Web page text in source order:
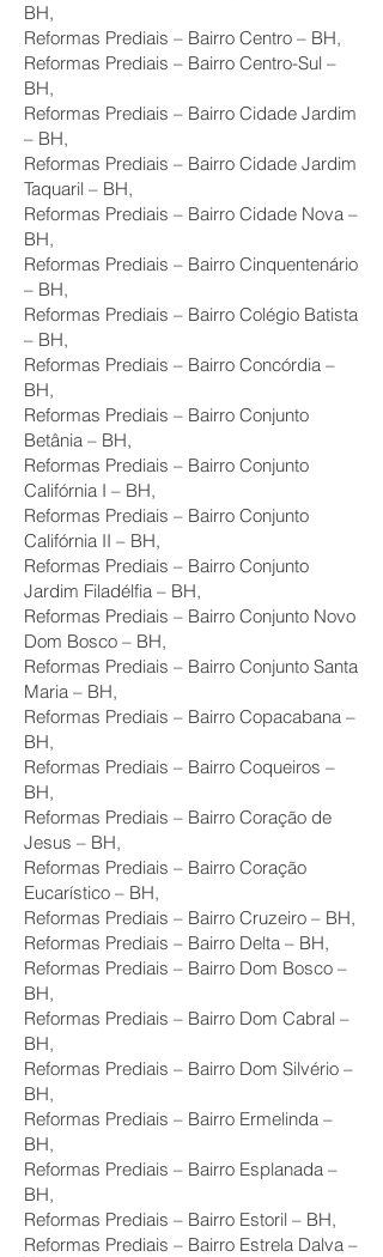
BH,
Reformas Prediais – Bairro Centro – BH,
Reformas Prediais – Bairro Centro-Sul –
BH,
Reformas Prediais – Bairro Cidade Jardim
– BH,
Reformas Prediais – Bairro Cidade Jardim
Taquaril – BH,
Reformas Prediais – Bairro Cidade Nova –
BH,
Reformas Prediais – Bairro Cinquentenário
– BH,
Reformas Prediais – Bairro Colégio Batista
– BH,
Reformas Prediais – Bairro Concórdia –
BH,
Reformas Prediais – Bairro Conjunto
Betânia – BH,
Reformas Prediais – Bairro Conjunto
Califórnia I – BH,
Reformas Prediais – Bairro Conjunto
Califórnia II – BH,
Reformas Prediais – Bairro Conjunto
Jardim Filadélfia – BH,
Reformas Prediais – Bairro Conjunto Novo
Dom Bosco – BH,
Reformas Prediais – Bairro Conjunto Santa
Maria – BH,
Reformas Prediais – Bairro Copacabana –
BH,
Reformas Prediais – Bairro Coqueiros –
BH,
Reformas Prediais – Bairro Coração de
Jesus – BH,
Reformas Prediais – Bairro Coração
Eucarístico – BH,
Reformas Prediais – Bairro Cruzeiro – BH,
Reformas Prediais – Bairro Delta – BH,
Reformas Prediais – Bairro Dom Bosco –
BH,
Reformas Prediais – Bairro Dom Cabral –
BH,
Reformas Prediais – Bairro Dom Silvério –
BH,
Reformas Prediais – Bairro Ermelinda –
BH,
Reformas Prediais – Bairro Esplanada –
BH,
Reformas Prediais – Bairro Estoril – BH,
Reformas Prediais – Bairro Estrela Dalva –